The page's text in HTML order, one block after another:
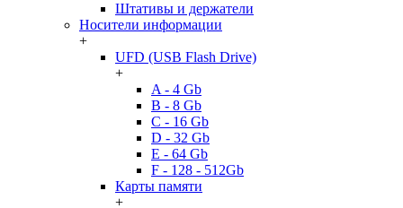
Штативы и держатели
Носители информации
+
UFD (USB Flash Drive)
+
A - 4 Gb
B - 8 Gb
C - 16 Gb
D - 32 Gb
E - 64 Gb
F - 128 - 512Gb
Карты памяти
+